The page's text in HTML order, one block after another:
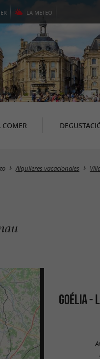
LA METEO
COMER
Alquileres vacacionales
GOÉLIA -